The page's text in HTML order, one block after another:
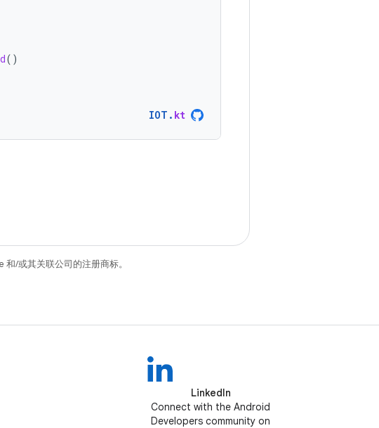
()
IOT . kt
/或其关联公司的注册商标。
LinkedIn
Connect with the Android
Developers community on